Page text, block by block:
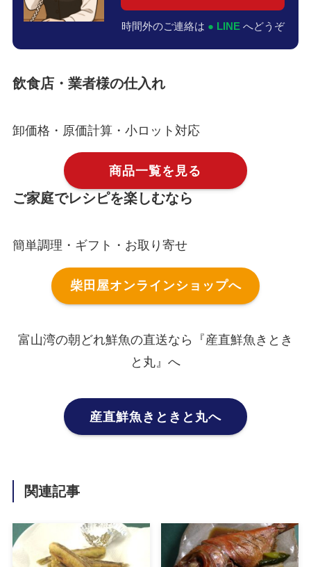
時間外のご連絡は ● LINE へどうぞ
飲食店・業者様の仕入れ
卸価格・原価計算・小ロット対応
商品一覧を見る
ご家庭でレシピを楽しむなら
簡単調理・ギフト・お取り寄せ
柴田屋オンラインショップへ
富山湾の朝どれ鮮魚の直送なら『産直鮮魚きとき
と丸』へ
産直鮮魚きときと丸へ
関連記事